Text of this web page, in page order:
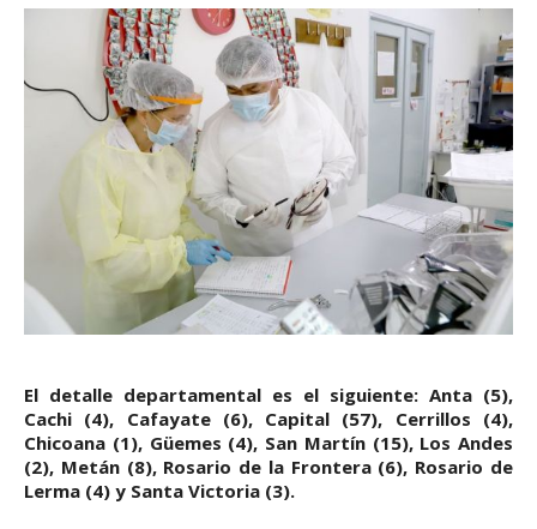
El detalle departamental es el siguiente: Anta (5),
Cachi (4), Cafayate (6), Capital (57), Cerrillos (4),
Chicoana (1), Güemes (4), San Martín (15), Los Andes
(2), Metán (8), Rosario de la Frontera (6), Rosario de
Lerma (4) y Santa Victoria (3).